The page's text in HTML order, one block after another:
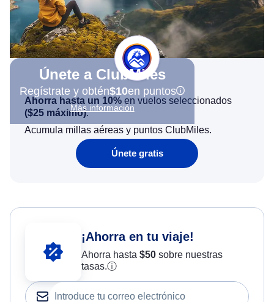
Únete a ClubMiles
Regístrate y obtén$10en puntos
Más información
Ahorra hasta un 10% en vuelos seleccionados
($25 máximo).
Acumula millas aéreas y puntos ClubMiles.
Únete gratis
¡Ahorra en tu viaje!
Ahorra hasta $50sobre nuestras
tasas.ⓘ